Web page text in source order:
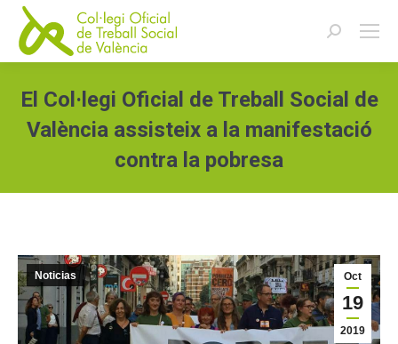
Buscar:
El Col·legi Oficial de Treball Social de
València assisteix a la manifestació
contra la pobresa
Oct
19
2019
Noticias